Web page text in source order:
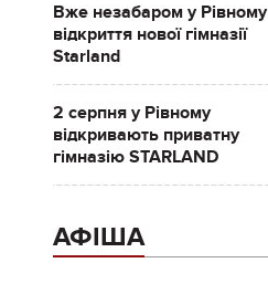
Вже незабаром у Рівному
відкриття нової гімназії
Starland
2 серпня у Рівному
відкривають приватну
гімназію STARLAND
АФІША